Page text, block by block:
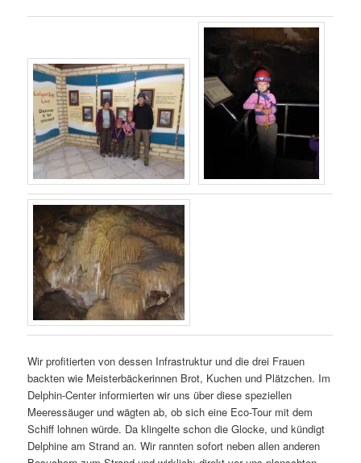
Wir profitierten von dessen Infrastruktur und die drei Frauen
backten wie Meisterbäckerinnen Brot, Kuchen und Plätzchen. Im
Delphin-Center informierten wir uns über diese speziellen
Meeressäuger und wägten ab, ob sich eine Eco-Tour mit dem
Schiff lohnen würde. Da klingelte schon die Glocke, und kündigt
Delphine am Strand an. Wir rannten sofort neben allen anderen